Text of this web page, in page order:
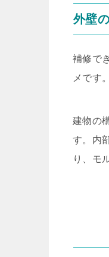
外壁
補修で
メです
建物の
す。内
り、モ